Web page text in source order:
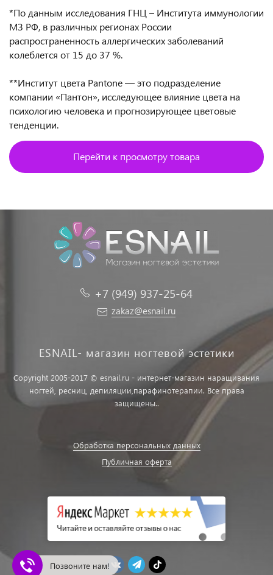
*По данным исследования ГНЦ – Института иммунологии
МЗ РФ, в различных регионах России
распространенность аллергических заболеваний
колеблется от 15 до 37 %.
**Институт цвета Pantone — это подразделение
компании «Пантон», исследующее влияние цвета на
психологию человека и прогнозирующее цветовые
тенденции.
Перейти к просмотру товара
+7 (949) 937-25-64
zakaz@esnail.ru
ESNAIL- магазин ногтевой эстетики
Copyright 2005-2017 © esnail.ru - интернет-магазин наращивания
ногтей, ресниц, депиляции,парафинотерапии. Все права
защищены..
Обработка персональных данных
Публичная оферта
Позвоните нам!